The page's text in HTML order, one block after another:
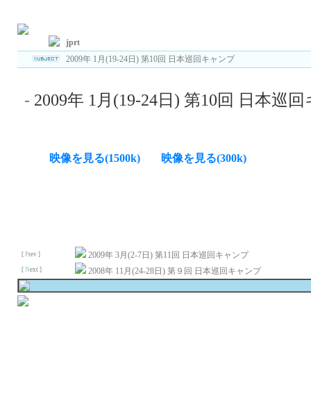
jprt
2009年 1月(19-24日) 第10回 日本巡回キャンプ
- 2009年 1月(19-24日) 第10回 日本巡
映像を見る(1500k) 映像を見る(300k)
[ Prev ] 2009年 3月(2-7日) 第11回 日本巡回キャンプ
[ Next ] 2008年 11月(24-28日) 第９回 日本巡回キャンプ